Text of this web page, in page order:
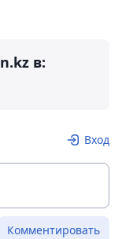
в:
Вход
Комментировать